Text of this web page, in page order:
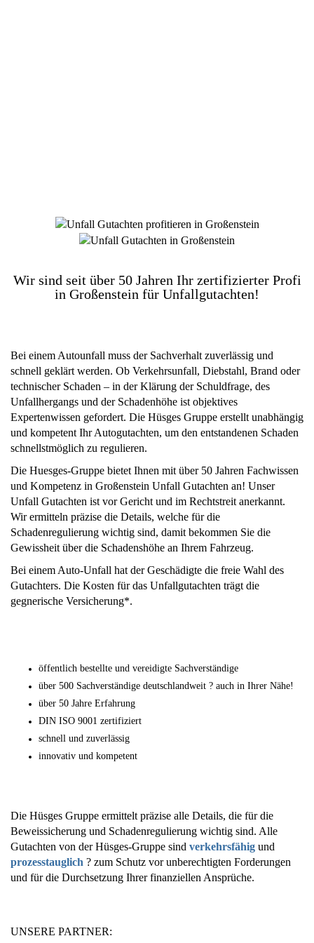
Wir sind seit über 50 Jahren Ihr zertifizierter Profi
in Großenstein für Unfallgutachten!
Bei einem Autounfall muss der Sachverhalt zuverlässig und
schnell geklärt werden. Ob Verkehrsunfall, Diebstahl, Brand oder
technischer Schaden – in der Klärung der Schuldfrage, des
Unfallhergangs und der Schadenhöhe ist objektives
Expertenwissen gefordert. Die Hüsges Gruppe erstellt unabhängig
und kompetent Ihr Autogutachten, um den entstandenen Schaden
schnellstmöglich zu regulieren.
Die Huesges-Gruppe bietet Ihnen mit über 50 Jahren Fachwissen
und Kompetenz in Großenstein Unfall Gutachten an! Unser
Unfall Gutachten ist vor Gericht und im Rechtstreit anerkannt.
Wir ermitteln präzise die Details, welche für die
Schadenregulierung wichtig sind, damit bekommen Sie die
Gewissheit über die Schadenshöhe an Ihrem Fahrzeug.
Bei einem Auto-Unfall hat der Geschädigte die freie Wahl des
Gutachters. Die Kosten für das Unfallgutachten trägt die
gegnerische Versicherung*.
öffentlich bestellte und vereidigte Sachverständige
über 500 Sachverständige deutschlandweit ? auch in Ihrer Nähe!
über 50 Jahre Erfahrung
DIN ISO 9001 zertifiziert
schnell und zuverlässig
innovativ und kompetent
Die Hüsges Gruppe ermittelt präzise alle Details, die für die
Beweissicherung und Schadenregulierung wichtig sind. Alle
Gutachten von der Hüsges-Gruppe sind verkehrsfähig und
prozesstauglich ? zum Schutz vor unberechtigten Forderungen
und für die Durchsetzung Ihrer finanziellen Ansprüche.
UNSERE PARTNER: